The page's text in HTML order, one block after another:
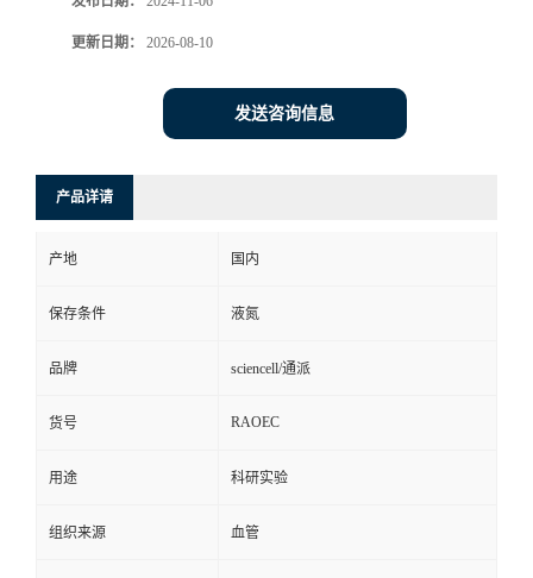
更新日期： 2026-08-10
发送咨询信息
产品详请
产地 国内
保存条件 液氮
品牌 sciencell/通派
货号 RAOEC
用途 科研实验
组织来源 血管